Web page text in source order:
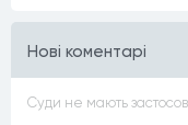
Нові коментарі